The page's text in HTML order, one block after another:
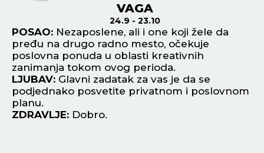
VAGA
24.9 - 23.10
POSAO: Nezaposlene, ali i one koji žele da
pređu na drugo radno mesto, očekuje
poslovna ponuda u oblasti kreativnih
zanimanja tokom ovog perioda.
LJUBAV: Glavni zadatak za vas je da se
podjednako posvetite privatnom i poslovnom
planu.
ZDRAVLJE: Dobro.